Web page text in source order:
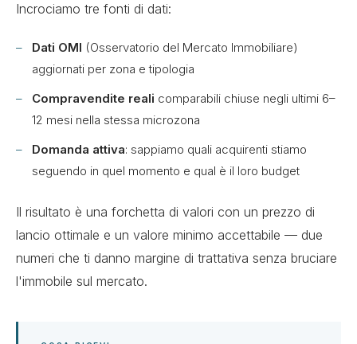
Incrociamo tre fonti di dati:
Dati OMI (Osservatorio del Mercato Immobiliare)
aggiornati per zona e tipologia
Compravendite reali comparabili chiuse negli ultimi 6–
12 mesi nella stessa microzona
Domanda attiva: sappiamo quali acquirenti stiamo
seguendo in quel momento e qual è il loro budget
Il risultato è una forchetta di valori con un prezzo di
lancio ottimale e un valore minimo accettabile — due
numeri che ti danno margine di trattativa senza bruciare
l'immobile sul mercato.